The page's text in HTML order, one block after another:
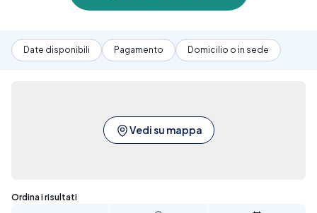
eccellente per il monitoraggio regolare della salute
di prenotare facilmente un'Ecografia Mammaria
Bilaterale presso le migliori cliniche convenzionate.
decisione ben informata. Ci impegniamo a facilitare
la ricerca e la prenotazione di queste importanti
passaggi, puoi scegliere la data e l'ora che meglio si
Date disponibili Pagamento Domicilio o in sede
Vedi su mappa
Sono stati trovati 9 risultati
Ordina i risultati